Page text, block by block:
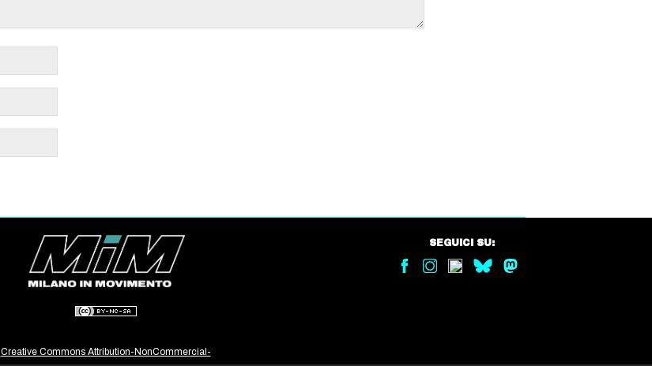
Creative Commons Attribution-NonCommercial-
SEGUICI SU: